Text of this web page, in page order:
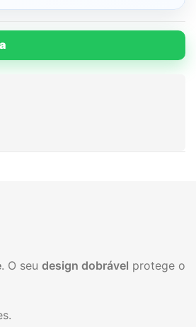
. O seu design dobrável protege o